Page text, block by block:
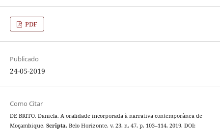
PDF
Publicado
24-05-2019
Como Citar
DE BRITO, Daniela. A oralidade incorporada à narrativa contemporânea de
Moçambique. Scripta, Belo Horizonte, v. 23, n. 47, p. 103–114, 2019. DOI: